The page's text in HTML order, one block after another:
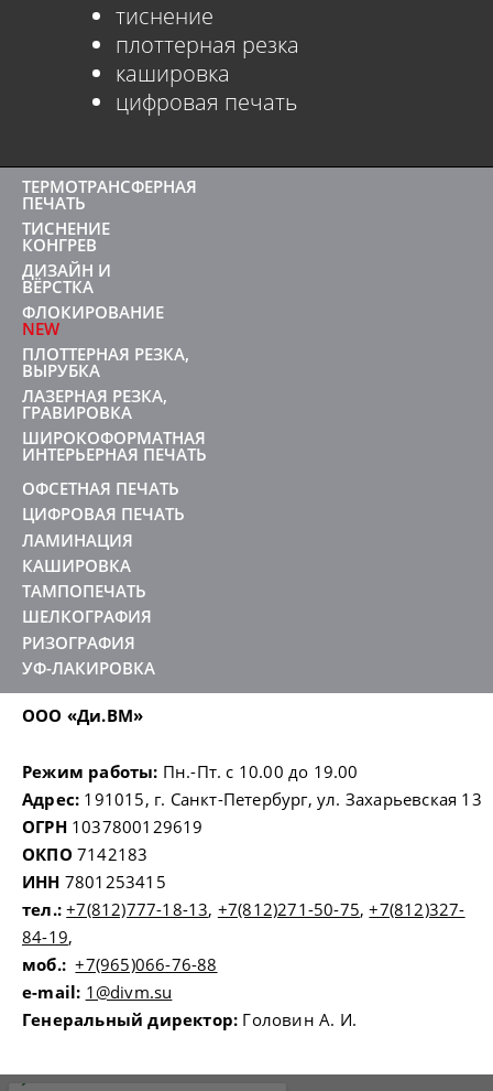
тиснение
плоттерная резка
кашировка
цифровая печать
ТЕРМОТРАНСФЕРНАЯ
ПЕЧАТЬ
ТИСНЕНИЕ
КОНГРЕВ
ДИЗАЙН И
ВЁРСТКА
ФЛОКИРОВАНИЕ
NEW
ПЛОТТЕРНАЯ РЕЗКА,
ВЫРУБКА
ЛАЗЕРНАЯ РЕЗКА,
ГРАВИРОВКА
ШИРОКОФОРМАТНАЯ
ИНТЕРЬЕРНАЯ ПЕЧАТЬ
ОФСЕТНАЯ ПЕЧАТЬ
ЦИФРОВАЯ ПЕЧАТЬ
ЛАМИНАЦИЯ
КАШИРОВКА
ТАМПОПЕЧАТЬ
ШЕЛКОГРАФИЯ
РИЗОГРАФИЯ
УФ-ЛАКИРОВКА
ООО «Ди.ВМ»
Режим работы: Пн.-Пт. с 10.00 до 19.00
Адрес: 191015, г. Санкт-Петербург, ул. Захарьевская 13
ОГРН1037800129619
ОКПО 7142183
ИНН 7801253415
тел.: +7(812)777-18-13, +7(812)271-50-75,+7(812)327-
84-19,
моб.: +7(965)066-76-88
e-mail: 1@divm.su
Генеральный директор: Головин А. И.